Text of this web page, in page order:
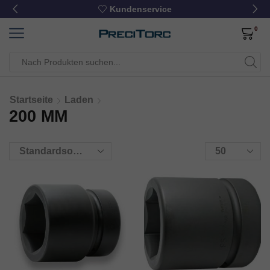
Kundenservice
0
Startseite Laden
200 MM